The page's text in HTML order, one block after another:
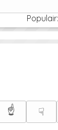
Populair:
☝ ☟